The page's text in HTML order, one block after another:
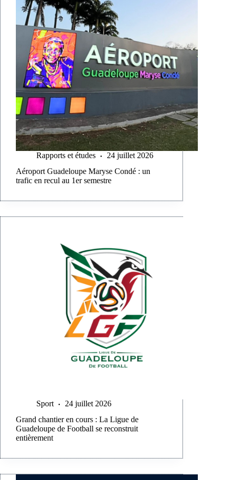
Rapports et études
24 juillet 2026
Aéroport Guadeloupe Maryse Condé : un
trafic en recul au 1er semestre
Sport
24 juillet 2026
Grand chantier en cours : La Ligue de
Guadeloupe de Football se reconstruit
entièrement